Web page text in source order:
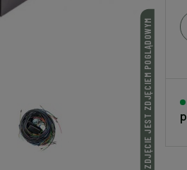
ZDJĘCIE JEST ZDJĘCIEM POGLĄDOWYM